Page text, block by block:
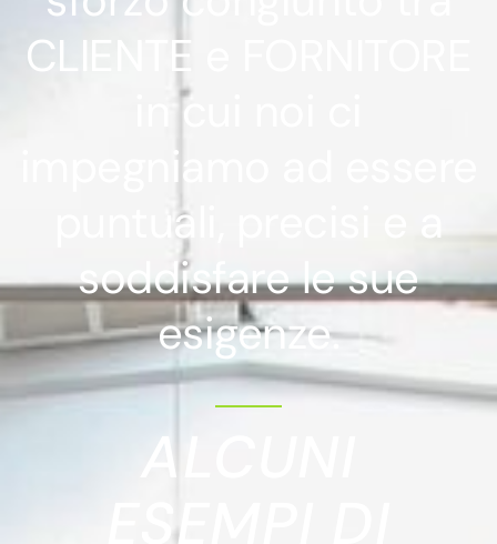
CLIENTE e FORNITORE
in cui noi ci
impegniamo ad essere
puntuali, precisi e a
soddisfare le sue
esigenze.
ALCUNI
ESEMPI DI